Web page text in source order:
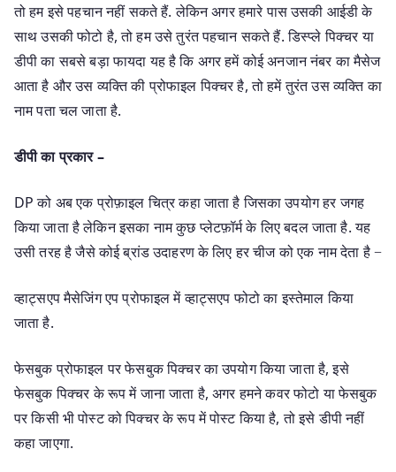
तो हम इसे पहचान नहीं सकते हैं. लेकिन अगर हमारे पास उसकी आईडी के
साथ उसकी फोटो है, तो हम उसे तुरंत पहचान सकते हैं. डिस्प्ले पिक्चर या
डीपी का सबसे बड़ा फायदा यह है कि अगर हमें कोई अनजान नंबर का मैसेज
आता है और उस व्यक्ति की प्रोफाइल पिक्चर है, तो हमें तुरंत उस व्यक्ति का
नाम पता चल जाता है.
डीपी का प्रकार –
DP को अब एक प्रोफ़ाइल चित्र कहा जाता है जिसका उपयोग हर जगह
किया जाता है लेकिन इसका नाम कुछ प्लेटफ़ॉर्म के लिए बदल जाता है. यह
उसी तरह है जैसे कोई ब्रांड उदाहरण के लिए हर चीज को एक नाम देता है −
व्हाट्सएप मैसेजिंग एप प्रोफाइल में व्हाट्सएप फोटो का इस्तेमाल किया
जाता है.
फेसबुक प्रोफाइल पर फेसबुक पिक्चर का उपयोग किया जाता है, इसे
फेसबुक पिक्चर के रूप में जाना जाता है, अगर हमने कवर फोटो या फेसबुक
पर किसी भी पोस्ट को पिक्चर के रूप में पोस्ट किया है, तो इसे डीपी नहीं
कहा जाएगा.